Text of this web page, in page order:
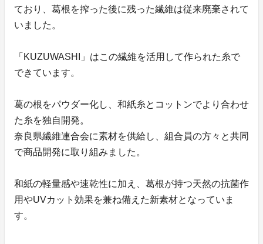
ており、葛根を搾った後に残った繊維は従来廃棄されて
いました。
「KUZUWASHI」はこの繊維を活用して作られた糸で
できています。
葛の根をパウダー化し、和紙糸とコットンでより合わせ
た糸を独自開発。
奈良県繊維連合会に素材を供給し、組合員の方々と共同
で商品開発に取り組みました。
和紙の軽量感や速乾性に加え、葛根が持つ天然の抗菌作
用やUVカット効果を兼ね備えた新素材となっていま
す。